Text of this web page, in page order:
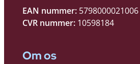
EAN nummer: 5798000021006
CVR nummer: 10598184
Om os